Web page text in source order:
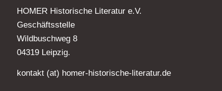
HOMER Historische Literatur e.V.
Geschäftsstelle
Wildbuschweg 8
04319 Leipzig.
kontakt (at) homer-historische-literatur.de